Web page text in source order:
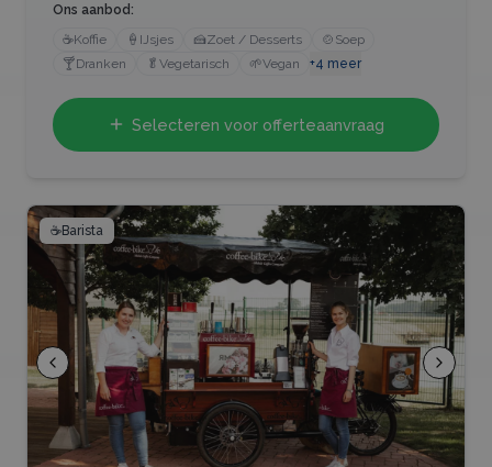
Ons aanbod:
☕Koffie 🍦 IJsjes 🍰Zoet / Desserts 🍲 Soep
🍸Dranken 🥬 Vegetarisch 🌱Vegan +4 meer
Selecteren voor offerteaanvraag
☕Barista